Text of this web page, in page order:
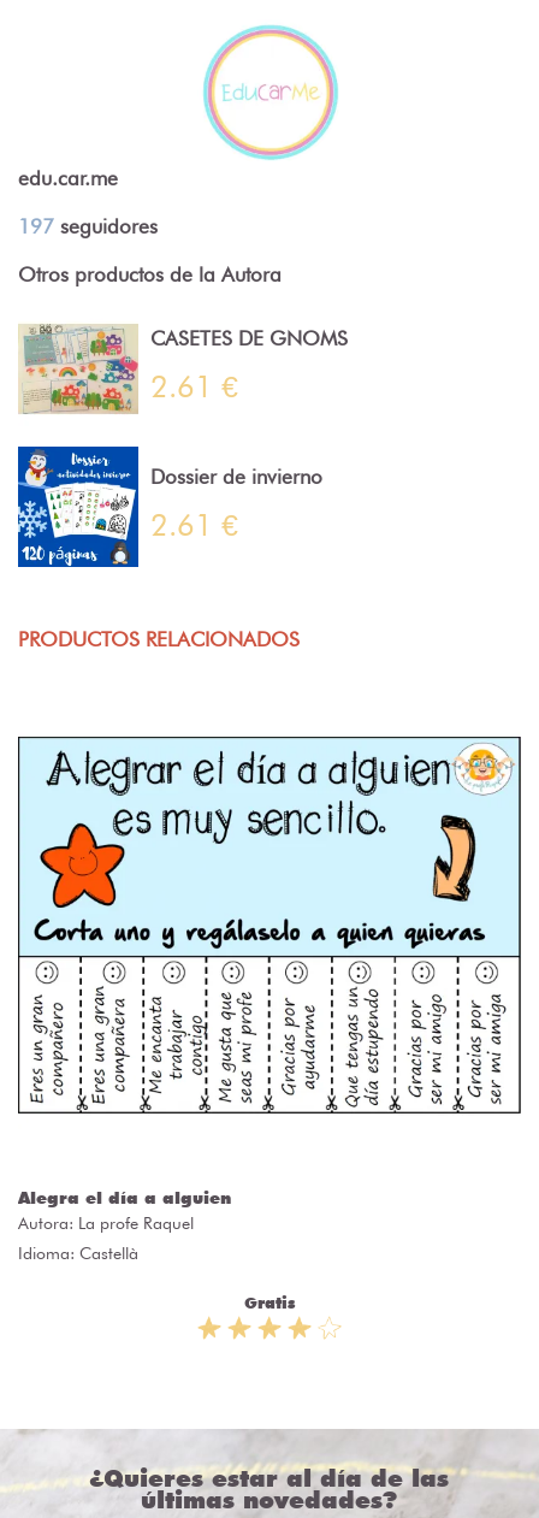
edu.car.me
197 seguidores
Otros productos de la Autora
CASETES DE GNOMS
2.61 €
Dossier de invierno
2.61 €
PRODUCTOS RELACIONADOS
Alegra el día a alguien
Autora: La profe Raquel
Idioma: Castellà
Gratis
¿Quieres estar al día de las
últimas novedades?